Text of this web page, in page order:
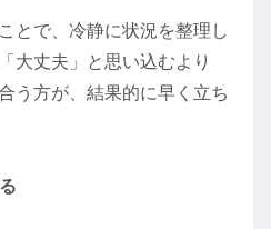
とで、冷静に状況を整理し
大丈夫」と思い込むより
う方が、結果的に早く立ち